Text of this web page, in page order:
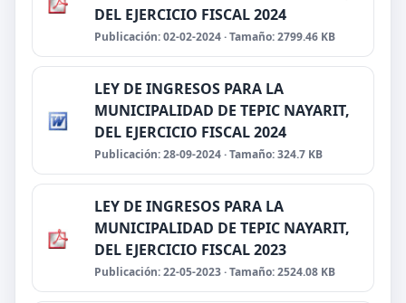
DEL EJERCICIO FISCAL 2024
Publicación: 02-02-2024 · Tamaño: 2799.46 KB
LEY DE INGRESOS PARA LA
MUNICIPALIDAD DE TEPIC NAYARIT,
DEL EJERCICIO FISCAL 2024
Publicación: 28-09-2024 · Tamaño: 324.7 KB
LEY DE INGRESOS PARA LA
MUNICIPALIDAD DE TEPIC NAYARIT,
DEL EJERCICIO FISCAL 2023
Publicación: 22-05-2023 · Tamaño: 2524.08 KB